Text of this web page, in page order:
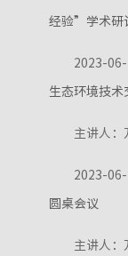
经验”学术研
2023-
生态环境技术
主讲人：
2023-
圆桌会议
主讲人：